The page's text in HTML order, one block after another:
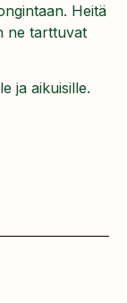
Heitä
ne tarttuvat
ja aikuisille.